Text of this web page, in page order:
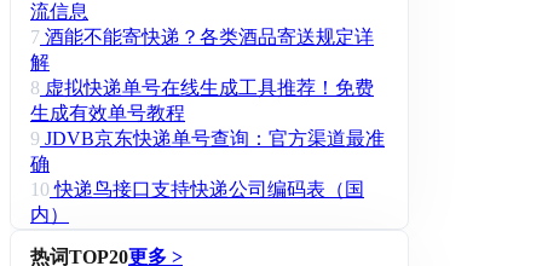
流信息
7 酒能不能寄快递？各类酒品寄送规定详
解
8 虚拟快递单号在线生成工具推荐！免费
生成有效单号教程
9 JDVB京东快递单号查询：官方渠道最准
确
10 快递鸟接口支持快递公司编码表（国
内）
热词TOP20更多 >